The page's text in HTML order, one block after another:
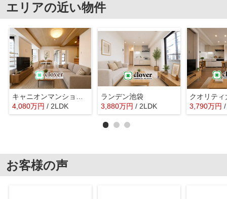
エリアの近い物件
キャニオンマンション第2板橋
4,080万円 / 2LDK
ランデン池袋
3,880万円 / 2LDK
クオリティ
3,790万円
お客様の声